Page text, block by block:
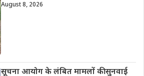
August 8, 2026
सूचना आयोग के लंबित मामलों की सुनवाई